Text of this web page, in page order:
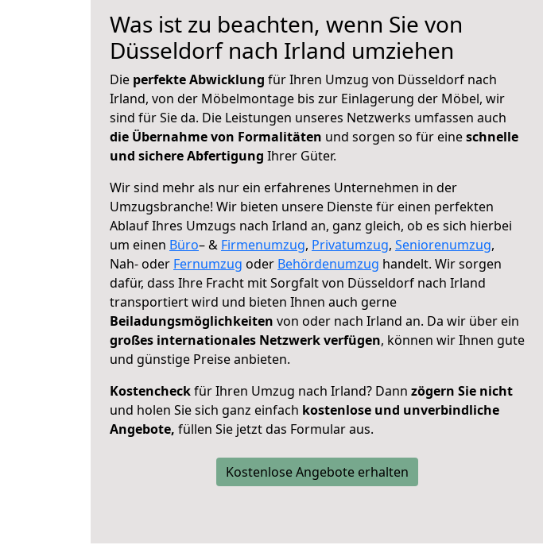
Was ist zu beachten, wenn Sie von
Düsseldorf nach Irland umziehen
Die perfekte Abwicklung für Ihren Umzug von Düsseldorf nach
Irland, von der Möbelmontage bis zur Einlagerung der Möbel, wir
sind für Sie da. Die Leistungen unseres Netzwerks umfassen auch
die Übernahme von Formalitäten und sorgen so für eineschnelle
und sichere Abfertigung Ihrer Güter.
Wir sind mehr als nur ein erfahrenes Unternehmen in der
Umzugsbranche! Wir bieten unsere Dienste für einen perfekten
Ablauf Ihres Umzugs nach Irland an, ganz gleich, ob es sich hierbei
um einen Büro– & Firmenumzug, Privatumzug, Seniorenumzug,
Nah- oder Fernumzug oder Behördenumzug handelt. Wir sorgen
dafür, dass Ihre Fracht mit Sorgfalt von Düsseldorf nach Irland
transportiert wird und bieten Ihnen auch gerne
Beiladungsmöglichkeiten von oder nach Irland an. Da wir über ein
großes internationales Netzwerk verfügen, können wir Ihnen gute
und günstige Preise anbieten.
Kostencheckfür Ihren Umzug nach Irland? Dann zögern Sie nicht
und holen Sie sich ganz einfach kostenlose und unverbindliche
Angebote, füllen Sie jetzt das Formular aus.
Kostenlose Angebote erhalten